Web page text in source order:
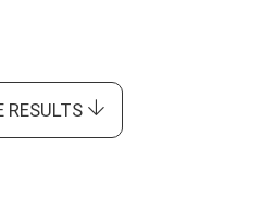
RESULTS